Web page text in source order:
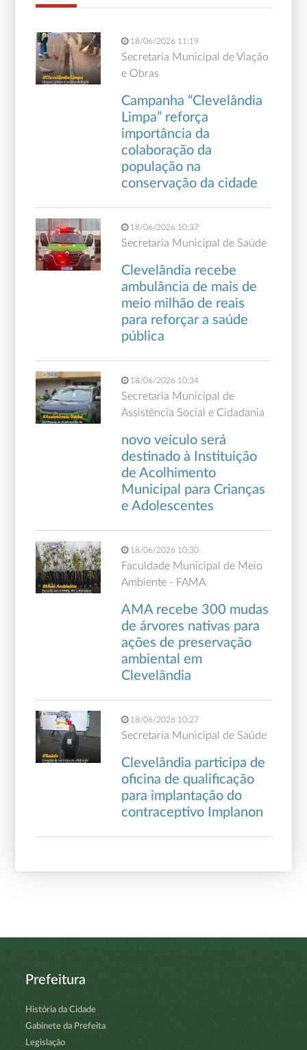
18/06/2026 11:19
Secretaria Municipal de Viação
e Obras
Campanha “Clevelândia
Limpa” reforça
importância da
colaboração da
população na
conservação da cidade
18/06/2026 10:37
Secretaria Municipal de Saúde
Clevelândia recebe
ambulância de mais de
meio milhão de reais
para reforçar a saúde
pública
18/06/2026 10:34
Secretaria Municipal de
Assistência Social e Cidadania
novo veículo será
destinado à Instituição
de Acolhimento
Municipal para Crianças
e Adolescentes
18/06/2026 10:30
Faculdade Municipal de Meio
Ambiente - FAMA
AMA recebe 300 mudas
de árvores nativas para
ações de preservação
ambiental em
Clevelândia
18/06/2026 10:27
Secretaria Municipal de Saúde
Clevelândia participa de
oficina de qualificação
para implantação do
contraceptivo Implanon
Prefeitura
História da Cidade
Gabinete da Prefeita
Legislação